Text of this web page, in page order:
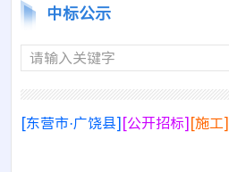
中标公示
请输入关键字
[东营市·广饶县][公开招标][施工]